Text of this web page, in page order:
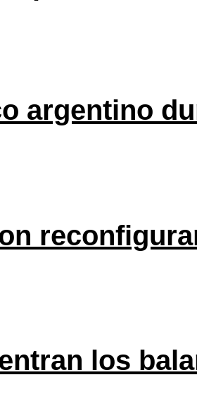
argentino
los